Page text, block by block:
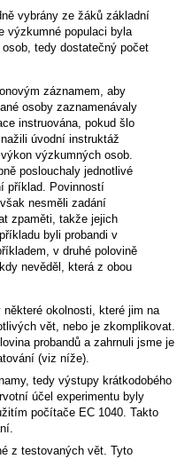
vybrány ze žáků základní
výzkumné populaci byla
tedy dostatečný počet
záznamem, aby
osoby zaznamenávaly
instruována, pokud šlo
úvodní instruktáž
výzkumných osob.
poslouchaly jednotlivé
příklad. Povinností
nesměli zadání
zpaměti, takže jejich
byli probandi v
v druhé polovině
nevěděl, která z obou
okolnosti, které jim na
vět, nebo je zkomplikovat.
probandů a zahrnuli jsme je
(viz níže).
tedy výstupy krátkodobého
účel experimentu byly
počítače EC 1040. Takto
z testovaných vět. Tyto